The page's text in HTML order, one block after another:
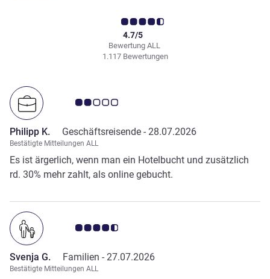
Bewertung ALL
4.7/5
1.117 Bewertungen
Note Kundenmeinungen 2.0/5
Philipp K. Geschäftsreisende - 28.07.2026
Bestätigte Mitteilungen ALL
Es ist ärgerlich, wenn man ein Hotelbucht und zusätzlich
rd. 30% mehr zahlt, als online gebucht.
Note Kundenmeinungen 4.5/5
Svenja G. Familien - 27.07.2026
Bestätigte Mitteilungen ALL